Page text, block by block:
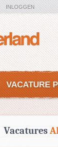
INLOGGEN
VACATURE
Vacatures